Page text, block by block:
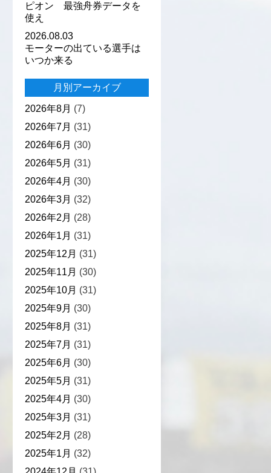
ピオン 最強舟券データを
使え
2026.08.03
モーターの出ている選手は
いつか来る
月別アーカイブ
2026年8月 (7)
2026年7月 (31)
2026年6月 (30)
2026年5月 (31)
2026年4月 (30)
2026年3月 (32)
2026年2月 (28)
2026年1月 (31)
2025年12月 (31)
2025年11月 (30)
2025年10月 (31)
2025年9月 (30)
2025年8月 (31)
2025年7月 (31)
2025年6月 (30)
2025年5月 (31)
2025年4月 (30)
2025年3月 (31)
2025年2月 (28)
2025年1月 (32)